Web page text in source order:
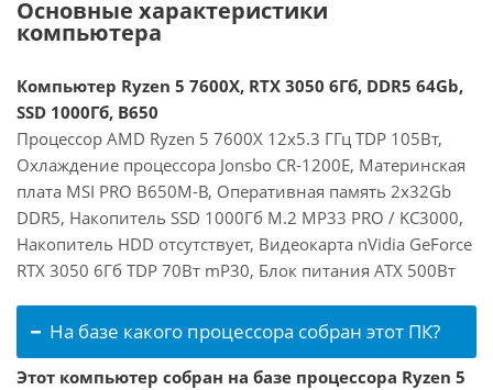
Основные характеристики
компьютера
Компьютер Ryzen 5 7600X, RTX 3050 6Гб, DDR5 64Gb,
SSD 1000Гб, B650
Процессор AMD Ryzen 5 7600X 12x5.3 ГГц TDP 105Вт,
Охлаждение процессора Jonsbo CR-1200E, Материнская
плата MSI PRO B650M-B, Оперативная память 2x32Gb
DDR5, Накопитель SSD 1000Гб M.2 MP33 PRO / KC3000,
Накопитель HDD отсутствует, Видеокарта nVidia GeForce
RTX 3050 6Гб TDP 70Вт mP30, Блок питания ATX 500Вт
На базе какого процессора собран этот ПК?
Этот компьютер собран на базе процессора Ryzen 5